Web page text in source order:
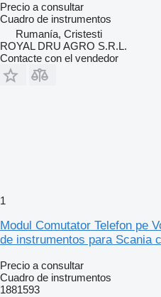
Precio a consultar
Cuadro de instrumentos
Rumanía, Cristesti
ROYAL DRU AGRO S.R.L.
Contacte con el vendedor
1
Modul Comutator Telefon pe
de instrumentos para Scania
Precio a consultar
Cuadro de instrumentos
1881593